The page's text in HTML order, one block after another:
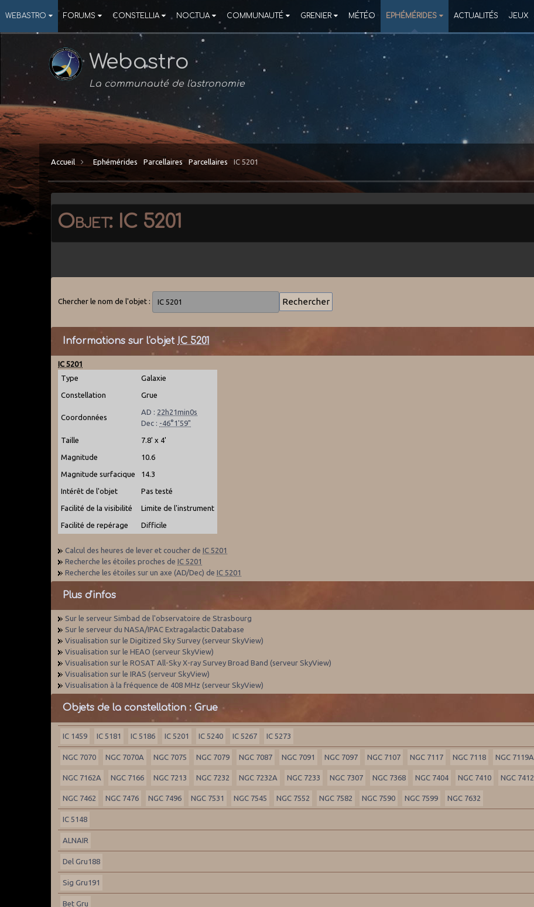
WEBASTRO FORUMS CONSTELLIA NOCTUA COMMUNAUTÉ GRENIER MÉTÉO EPHÉMÉRIDES ACTUALITÉS JEUX
Webastro
La communauté de l'astronomie
Accueil Ephémérides Parcellaires Parcellaires IC 5201
Objet: IC 5201
Chercher le nom de l'objet :
Informations sur l'objet IC 5201
IC 5201
Type
Galaxie
Constellation Grue
Coordonnées
AD : 22h21min0s
Dec : -46°1'59"
Taille 7.8' x 4'
Magnitude 10.6
Magnitude surfacique 14.3
Intérêt de l'objet Pas testé
Facilité de la visibilité Limite de l'instrument
Facilité de repérage Difficile
Calcul des heures de lever et coucher deIC 5201
Recherche les étoiles proches deIC 5201
Recherche les étoiles sur un axe (AD/Dec) deIC 5201
Plus d'infos
Sur le serveur Simbad de l'observatoire de Strasbourg
Sur le serveur du NASA/IPAC Extragalactic Database
Visualisation sur le Digitized Sky Survey (serveur SkyView)
Visualisation sur le HEAO (serveur SkyView)
Visualisation sur le ROSAT All-Sky X-ray Survey Broad Band (serveur SkyView)
Visualisation sur le IRAS (serveur SkyView)
Visualisation à la fréquence de 408 MHz (serveur SkyView)
Objets de la constellation : Grue
IC 1459 IC 5181 IC 5186 IC 5201 IC 5240 IC 5267 IC 5273
NGC 7070 NGC 7070A NGC 7075 NGC 7079 NGC 7087 NGC 7091 NGC 7097 NGC 7107 NGC 7117 NGC 7118 NGC 7119A
NGC 7162A NGC 7166 NGC 7213 NGC 7232 NGC 7232A NGC 7233 NGC 7307 NGC 7368 NGC 7404 NGC 7410 NGC 7412
NGC 7462 NGC 7476 NGC 7496 NGC 7531 NGC 7545 NGC 7552 NGC 7582 NGC 7590 NGC 7599 NGC 7632
IC 5148
ALNAIR
Del Gru188
Sig Gru191
Bet Gru